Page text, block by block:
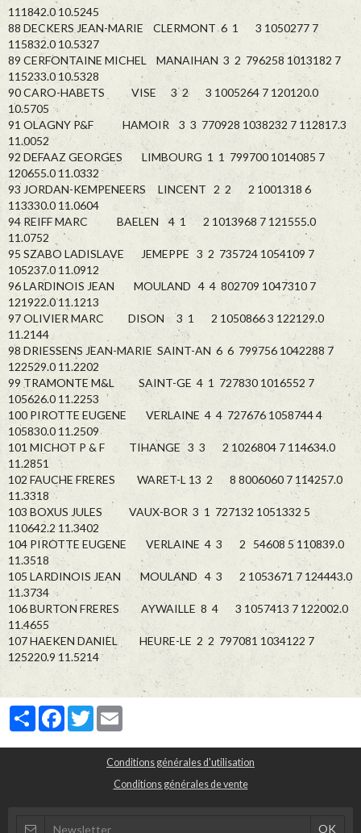
111842.0 10.5245
88 DECKERS JEAN-MARIE CLERMONT 6 1 3 1050277 7
115832.0 10.5327
89 CERFONTAINE MICHEL MANAIHAN 3 2 796258 1013182 7
115233.0 10.5328
90 CARO-HABETS VISE 3 2 3 1005264 7 120120.0
10.5705
91 OLAGNY P&F HAMOIR 3 3 770928 1038232 7 112817.3
11.0052
92 DEFAAZ GEORGES LIMBOURG 1 1 799700 1014085 7
120655.0 11.0332
93 JORDAN-KEMPENEERS LINCENT 2 2 2 1001318 6
113330.0 11.0604
94 REIFF MARC BAELEN 4 1 2 1013968 7 121555.0
11.0752
95 SZABO LADISLAVE JEMEPPE 3 2 735724 1054109 7
105237.0 11.0912
96 LARDINOIS JEAN MOULAND 4 4 802709 1047310 7
121922.0 11.1213
97 OLIVIER MARC DISON 3 1 2 1050866 3 122129.0
11.2144
98 DRIESSENS JEAN-MARIE SAINT-AN 6 6 799756 1042288 7
122529.0 11.2202
99 TRAMONTE M&L SAINT-GE 4 1 727830 1016552 7
105626.0 11.2253
100 PIROTTE EUGENE VERLAINE 4 4 727676 1058744 4
105830.0 11.2509
101 MICHOT P & F TIHANGE 3 3 2 1026804 7 114634.0
11.2851
102 FAUCHE FRERES WARET-L 13 2 8 8006060 7 114257.0
11.3318
103 BOXUS JULES VAUX-BOR 3 1 727132 1051332 5
110642.2 11.3402
104 PIROTTE EUGENE VERLAINE 4 3 2 54608 5 110839.0
11.3518
105 LARDINOIS JEAN MOULAND 4 3 2 1053671 7 124443.0
11.3734
106 BURTON FRERES AYWAILLE 8 4 3 1057413 7 122002.0
11.4655
107 HAEKEN DANIEL HEURE-LE 2 2 797081 1034122 7
125220.9 11.5214
PartagerFacebook
Twitter
Conditions générales d'utilisation
Conditions générales de vente